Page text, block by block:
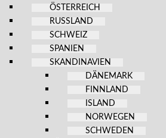
ÖSTERREICH
RUSSLAND
SCHWEIZ
SPANIEN
SKANDINAVIEN
DÄNEMARK
FINNLAND
ISLAND
NORWEGEN
SCHWEDEN